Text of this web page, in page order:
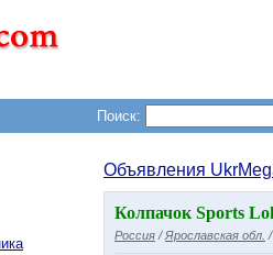
Поиск:
Объявления
Колпачок Sports
Россия /Ярославская обл.